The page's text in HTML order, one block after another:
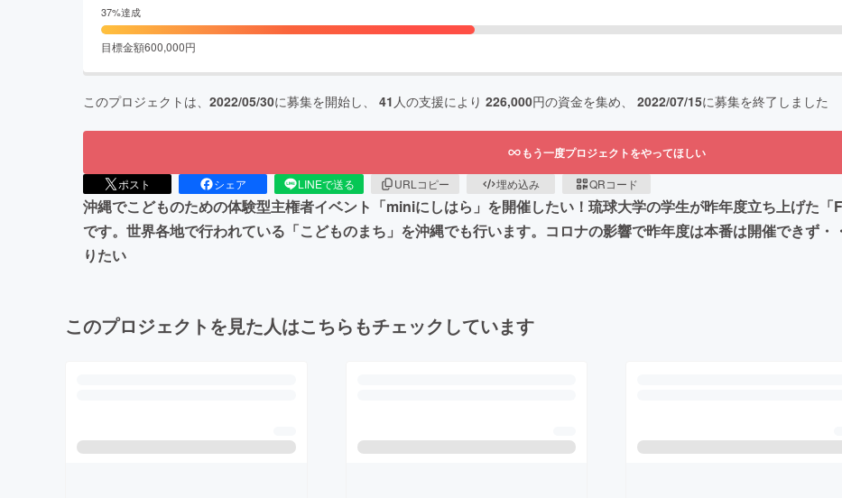
37%達成
目標金額600,000円
このプロジェクトは、 2022/05/30に募集を開始し、 41 人の支援により 226,000円の資金を集め、 2022/07/15に募集を終了しました
もう一度プロジェクトをやってほしい
ポスト シェア LINEで送る URLコピー 埋め込み QRコード
沖縄でこどものための体験型主権者イベント「miniにしはら」を開催したい！琉球大学の学生が昨年度立ち上げた
です。世界各地で行われている「こどものまち」を沖縄でも行います。コロナの影響で昨年度は本番は開催できず
りたい
このプロジェクトを見た人はこちらもチェックしています